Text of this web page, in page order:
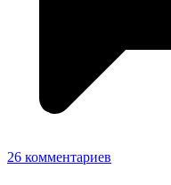
26 комментариев